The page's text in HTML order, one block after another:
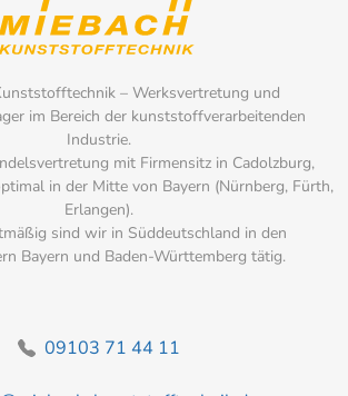
– Werksvertretung und
im Bereich der kunststoffverarbeitenden
Industrie.
mit Firmensitz in Cadolzburg,
in der Mitte von Bayern (Nürnberg, Fürth,
Erlangen).
sind wir in Süddeutschland in den
Bayern und Baden-Württemberg tätig.
09103 71 44 11